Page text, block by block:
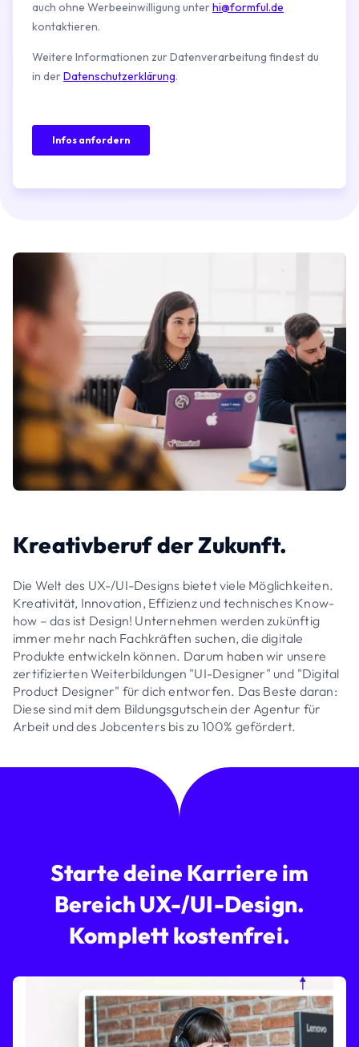
Kreativberuf der Zukunft.
Die Welt des UX-/UI-Designs bietet viele Möglichkeiten.
Kreativität, Innovation, Effizienz und technisches Know-
how – das ist Design! Unternehmen werden zukünftig
immer mehr nach Fachkräften suchen, die digitale
Produkte entwickeln können. Darum haben wir unsere
zertifizierten Weiterbildungen "UI-Designer" und "Digital
Product Designer" für dich entworfen. Das Beste daran:
Diese sind mit dem Bildungsgutschein der Agentur für
Arbeit und des Jobcenters bis zu 100% gefördert.
Starte deine Karriere im
Bereich UX-/UI-Design.
Komplett kostenfrei.